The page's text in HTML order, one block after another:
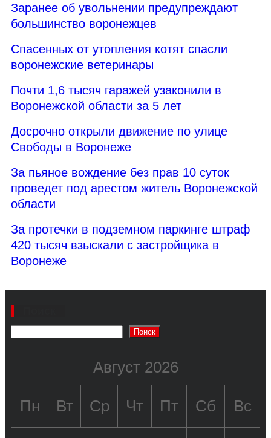
Заранее об увольнении предупреждают
большинство воронежцев
Спасенных от утопления котят спасли
воронежские ветеринары
Почти 1,6 тысяч гаражей узаконили в
Воронежской области за 5 лет
Досрочно открыли движение по улице
Свободы в Воронеже
За пьяное вождение без прав 10 суток
проведет под арестом житель Воронежской
области
За протечки в подземном паркинге штраф
420 тысяч взыскали с застройщика в
Воронеже
Поиск
Август 2026
Пн Вт Ср Чт Пт Сб Вс